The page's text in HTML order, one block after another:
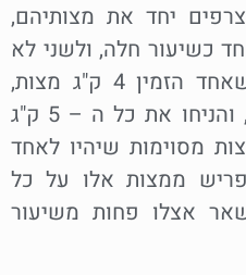
יחד את מצותיהם,
כשיעור חלה, ולשני לא
ישאר שיעור חלה, כגון שאחד הזמין 4 ק"ג מצות,
וחבירו הזמין רק ק"ג אחד, והניחו את כל ה – 5 ק"ג
מסוימות שיהיו לאחד
ממצות אלו על כל
אצלו פחות משיעור